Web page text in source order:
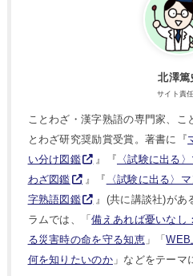
北澤篤
サイト責
ことわざ・漢字熟語の専門家、こ
とわざ研究奨励賞受賞。著書に『
い分け図鑑
』『 〈試験に出る
わざ図鑑
』『
〈試験に出る〉
字熟語図鑑
』(共に講談社)があ
ラムでは、「備えあれば憂いなし
る災害時の命を守る知恵」「WEB
何を知りたいのか」などをテーマ